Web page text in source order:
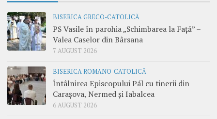
BISERICA GRECO-CATOLICĂ
PS Vasile în parohia „Schimbarea la Față” –
Valea Caselor din Bârsana
7 AUGUST 2026
BISERICA ROMANO-CATOLICĂ
Întâlnirea Episcopului Pál cu tinerii din
Carașova, Nermed și Iabalcea
6 AUGUST 2026